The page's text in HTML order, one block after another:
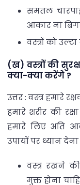
समतल
आकार ना
वस्त्रों को
(ख) वस्त्रों की
क्या-क्या करेंगे ?
उत्तर : वस्त्र हमारे
हमारे शरीर की
हमारे लिए अति
उपायों पर ध्यान
वस्त्र रखने
मुक्त होना